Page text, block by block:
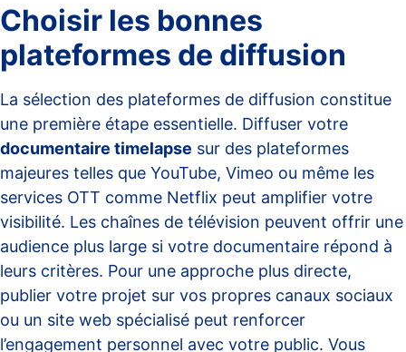
Choisir les bonnes
plateformes de diffusion
La sélection des plateformes de diffusion constitue
une première étape essentielle. Diffuser votre
documentaire timelapse sur des plateformes
majeures telles que YouTube, Vimeo ou même les
services OTT comme Netflix peut amplifier votre
visibilité. Les chaînes de télévision peuvent offrir une
audience plus large si votre documentaire répond à
leurs critères. Pour une approche plus directe,
publier votre projet sur vos propres canaux sociaux
ou un site web spécialisé peut renforcer
l’engagement personnel avec votre public. Vous